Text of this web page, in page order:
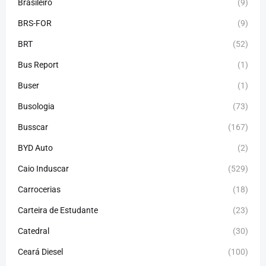
Brasileiro (9)
BRS-FOR (9)
BRT (52)
Bus Report (1)
Buser (1)
Busologia (73)
Busscar (167)
BYD Auto (2)
Caio Induscar (529)
Carrocerias (18)
Carteira de Estudante (23)
Catedral (30)
Ceará Diesel (100)